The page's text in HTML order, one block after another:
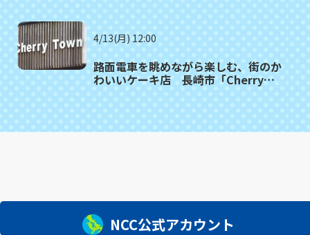
4/13(月) 12:00
路面電車を眺めながら楽しむ、街のか
わいいケーキ店 長崎市「Cherry
NCC公式アカウント